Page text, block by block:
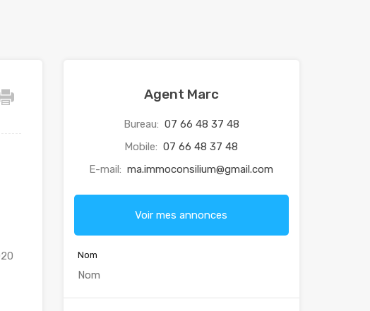
Agent Marc
Bureau: 07 66 48 37 48
Mobile: 07 66 48 37 48
E-mail: ma.immoconsilium@gmail.com
Voir mes annonces
Nom